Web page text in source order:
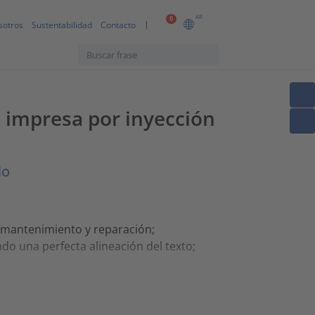
0 AR
Sustentabilidad Contacto
por inyección
y reparación;
una perfecta alineación del texto;